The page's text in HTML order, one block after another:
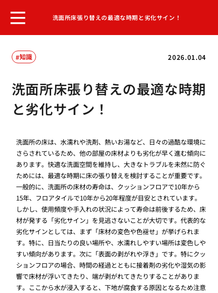
洗面所床張り替えの最適な時期と劣化サイン！
2026.01.04
知識
洗面所床張り替えの最適な時期
と劣化サイン！
洗面所の床は、水濡れや洗剤、熱いお湯など、日々の過酷な環境に
さらされているため、他の部屋の床材よりも劣化が早く進む傾向に
あります。快適な洗面空間を維持し、大きなトラブルを未然に防ぐ
ためには、最適な時期に床の張り替えを検討することが重要です。
一般的に、洗面所の床材の寿命は、クッションフロアで10年から
15年、フロアタイルで10年から20年程度が目安とされています。
しかし、使用頻度や手入れの状況によって寿命は前後するため、床
材が発する「劣化サイン」を見逃さないことが大切です。代表的な
劣化サインとしては、まず「床材の変色や色褪せ」が挙げられま
す。特に、日当たりの良い場所や、水濡れしやすい場所は変色しや
すい傾向があります。次に「表面の剥がれや浮き」です。特にクッ
ションフロアの場合、時間の経過とともに接着剤の劣化や湿気の影
響で床材が浮いてきたり、端が剥がれてきたりすることがありま
す。ここから水が浸入すると、下地が腐食する原因となるため注意